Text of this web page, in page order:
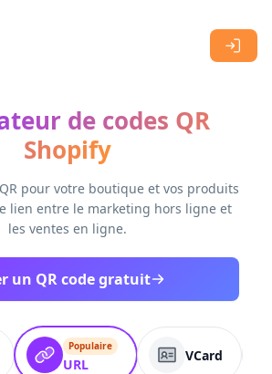
de codes QR
Shopify
pour votre boutique et vos produits
lien entre le marketing hors ligne et
les ventes en ligne.
un QR code gratuit
Populaire
URL
VCard